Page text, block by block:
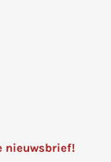
nieuwsbrief!